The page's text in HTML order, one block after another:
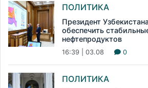
ПОЛИТИКА
Президент
обеспечить
нефтепродуктов
16:39 | 03.08 0
ПОЛИТИКА